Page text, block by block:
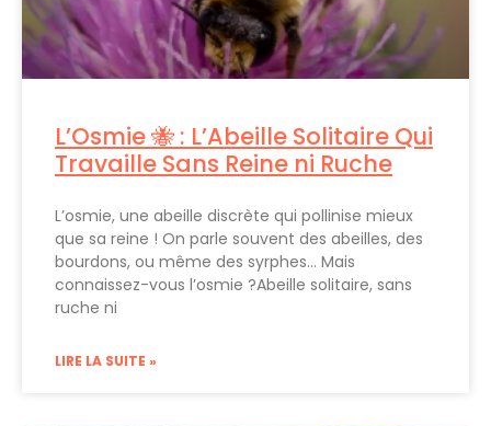
L’Osmie 🐝 : L’Abeille Solitaire Qui
Travaille Sans Reine ni Ruche
L’osmie, une abeille discrète qui pollinise mieux
que sa reine ! On parle souvent des abeilles, des
bourdons, ou même des syrphes… Mais
connaissez-vous l’osmie ?Abeille solitaire, sans
ruche ni
LIRE LA SUITE »